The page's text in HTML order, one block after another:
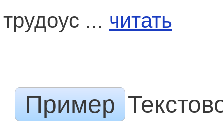
трудоус ... читать
Пример